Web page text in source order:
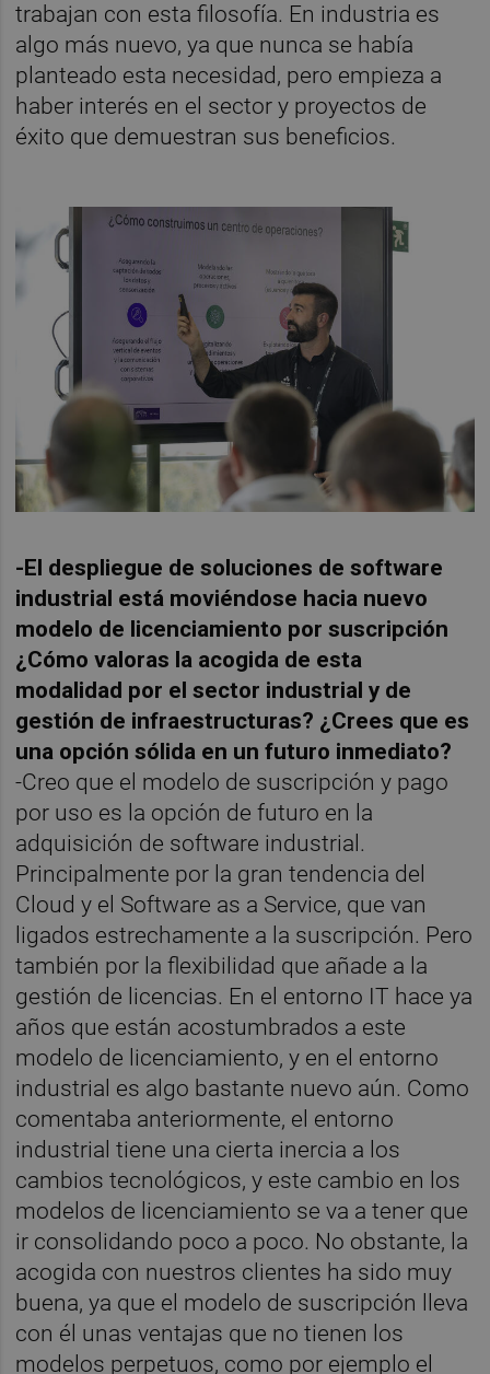
trabajan con esta filosofía. En industria es
algo más nuevo, ya que nunca se había
planteado esta necesidad, pero empieza a
haber interés en el sector y proyectos de
éxito que demuestran sus beneficios.
-El despliegue de soluciones de software
industrial está moviéndose hacia nuevo
modelo de licenciamiento por suscripción
¿Cómo valoras la acogida de esta
modalidad por el sector industrial y de
gestión de infraestructuras? ¿Crees que es
una opción sólida en un futuro inmediato?
-Creo que el modelo de suscripción y pago
por uso es la opción de futuro en la
adquisición de software industrial.
Principalmente por la gran tendencia del
Cloud y el Software as a Service, que van
ligados estrechamente a la suscripción. Pero
también por la flexibilidad que añade a la
gestión de licencias. En el entorno IT hace ya
años que están acostumbrados a este
modelo de licenciamiento, y en el entorno
industrial es algo bastante nuevo aún. Como
comentaba anteriormente, el entorno
industrial tiene una cierta inercia a los
cambios tecnológicos, y este cambio en los
modelos de licenciamiento se va a tener que
ir consolidando poco a poco. No obstante, la
acogida con nuestros clientes ha sido muy
buena, ya que el modelo de suscripción lleva
con él unas ventajas que no tienen los
modelos perpetuos, como por ejemplo el